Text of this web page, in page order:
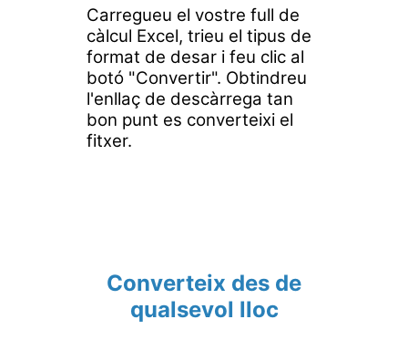
Carregueu el vostre full de
càlcul Excel, trieu el tipus de
format de desar i feu clic al
botó "Convertir". Obtindreu
l'enllaç de descàrrega tan
bon punt es converteixi el
fitxer.
Converteix des de
qualsevol lloc